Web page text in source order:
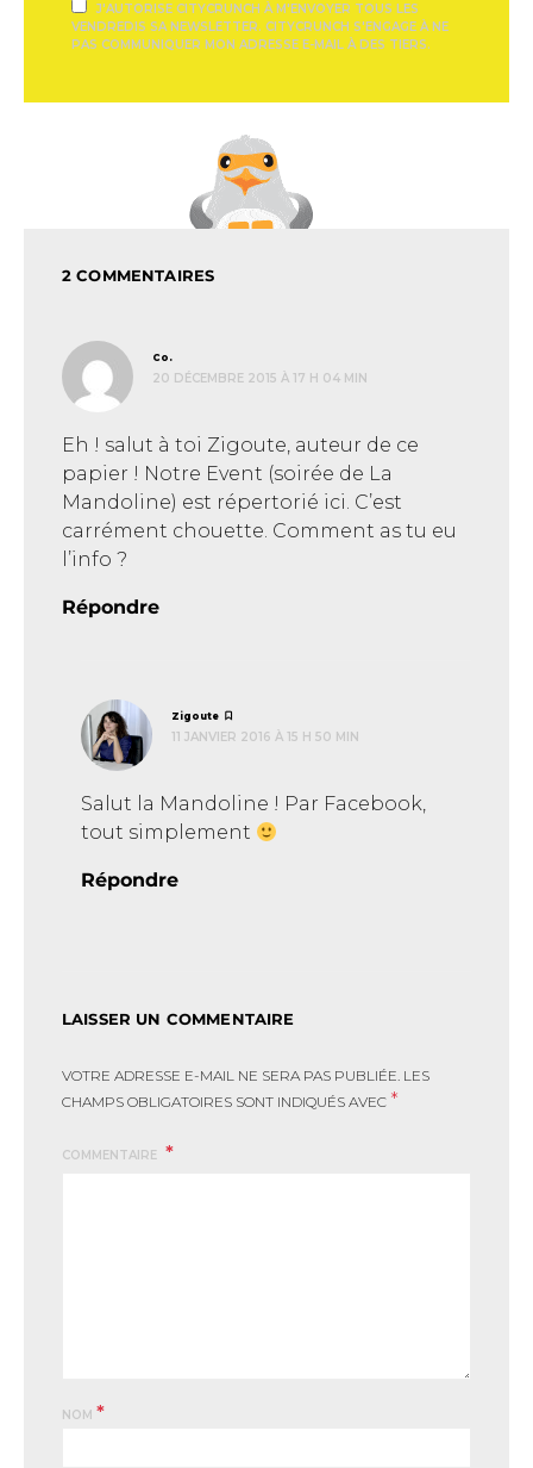
J'AUTORISE CITYCRUNCH À M'ENVOYER TOUS LES
VENDREDIS SA NEWSLETTER. CITYCRUNCH S'ENGAGE À NE
PAS COMMUNIQUER MON ADRESSE E-MAIL À DES TIERS.
2 COMMENTAIRES
Co.
20 DÉCEMBRE 2015 À 17 H 04 MIN
Eh ! salut à toi Zigoute, auteur de ce
papier ! Notre Event (soirée de La
Mandoline) est répertorié ici. C’est
carrément chouette. Comment as tu eu
l’info ?
Répondre
Zigoute
11 JANVIER 2016 À 15 H 50 MIN
Salut la Mandoline ! Par Facebook,
tout simplement
Répondre
LAISSER UN COMMENTAIRE
VOTRE ADRESSE E-MAIL NE SERA PAS PUBLIÉE. LES
CHAMPS OBLIGATOIRES SONT INDIQUÉS AVEC *
COMMENTAIRE
NOM *